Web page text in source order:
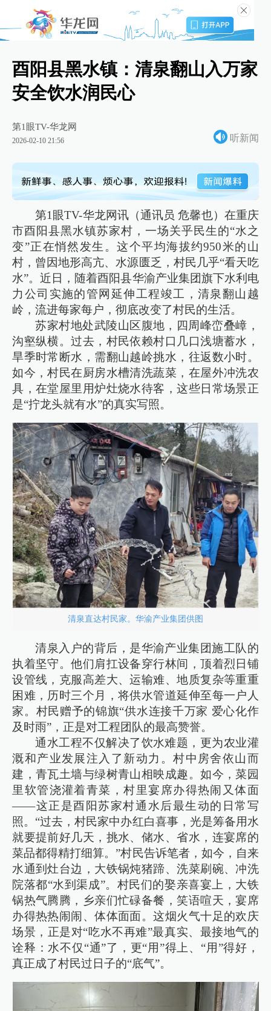
酉阳县黑水镇：清泉翻山入万家
安全饮水润民心
第1眼TV-华龙网
2026-02-10 21:56 听新闻
第1眼TV-华龙网讯（通讯员 危馨也）在重庆
市酉阳县黑水镇苏家村，一场关乎民生的“水之
变”正在悄然发生。这个平均海拔约950米的山
村，曾因地形高亢、水源匮乏，村民几乎“看天吃
水”。近日，随着酉阳县华渝产业集团旗下水利电
力公司实施的管网延伸工程竣工，清泉翻山越
岭，流进每家每户，彻底改变了村民的生活。
苏家村地处武陵山区腹地，四周峰峦叠嶂，
沟壑纵横。过去，村民依赖村口几口浅塘蓄水，
旱季时常断水，需翻山越岭挑水，往返数小时。
如今，村民在厨房水槽清洗蔬菜，在屋外冲洗农
具，在堂屋里用炉灶烧水待客，这些日常场景正
是“拧龙头就有水”的真实写照。
清泉直达村民家。华渝产业集团供图
清泉入户的背后，是华渝产业集团施工队的
执着坚守。他们肩扛设备穿行林间，顶着烈日铺
设管线，克服高差大、运输难、地质复杂等重重
困难，历时三个月，将供水管道延伸至每一户人
家。村民赠予的锦旗“供水连接千万家 爱心化作
及时雨”，正是对工程团队的最高赞誉。
通水工程不仅解决了饮水难题，更为农业灌
溉和产业发展注入了新动力。村中房舍依山而
建，青瓦土墙与绿树青山相映成趣。如今，菜园
里软管浇灌着青菜，村里宴席办得热闹又体面
——这正是酉阳苏家村通水后最生动的日常写
照。“过去，村民家中办红白喜事，光是筹备用水
就要提前好几天，挑水、储水、省水，连宴席的
菜品都得精打细算。”村民告诉笔者，如今，自来
水通到灶台边，大铁锅炖猪蹄、洗菜刷碗、冲洗
院落都“水到渠成”。村民们的娶亲喜宴上，大铁
锅热气腾腾，乡亲们忙碌备餐，笑语喧天，宴席
办得热热闹闹、体体面面。这烟火气十足的欢庆
场景，正是对“吃水不再难”最真实、最接地气的
诠释：水不仅“通”了，更“用”得上、“用”得好，
真正成了村民过日子的“底气”。